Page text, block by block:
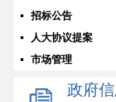
招标公告
人大协议提案
市场管理
政府